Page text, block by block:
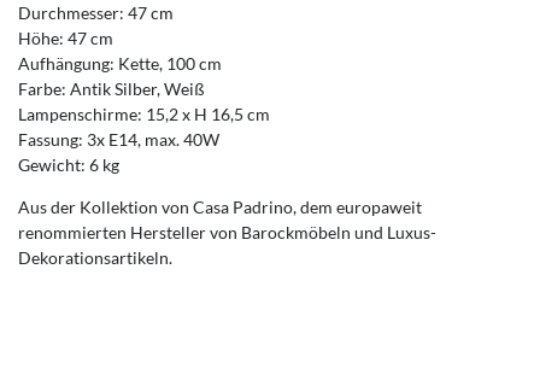
Durchmesser: 47 cm
Höhe: 47 cm
Aufhängung: Kette, 100 cm
Farbe: Antik Silber, Weiß
Lampenschirme: 15,2 x H 16,5 cm
Fassung: 3x E14, max. 40W
Gewicht: 6 kg
Aus der Kollektion von Casa Padrino, dem europaweit
renommierten Hersteller von Barockmöbeln und Luxus-
Dekorationsartikeln.